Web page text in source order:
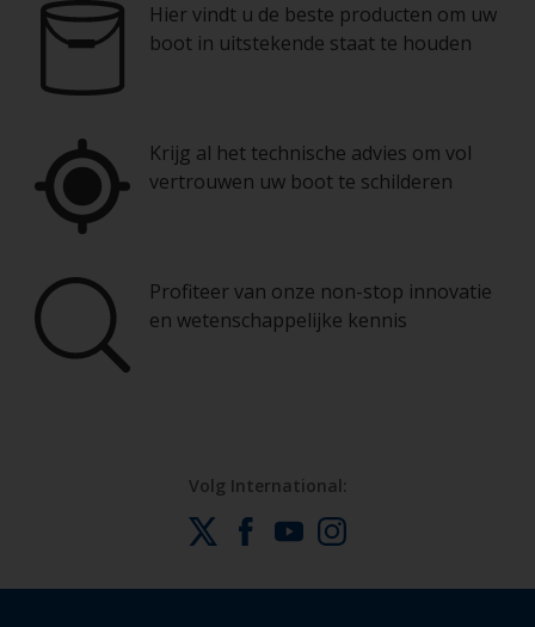
Hier vindt u de beste producten om uw
boot in uitstekende staat te houden
Krijg al het technische advies om vol
vertrouwen uw boot te schilderen
Profiteer van onze non-stop innovatie
en wetenschappelijke kennis
Volg International: